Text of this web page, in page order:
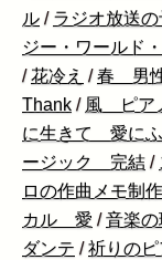
ル / ラジオ放送の
ジー・ワールド
/花冷え /春 男
Thank / 風 ピア
に生きて 愛に
ージック 完結 /
ロの作曲メモ制
カル 愛 /音楽
ダンテ /祈りのピ